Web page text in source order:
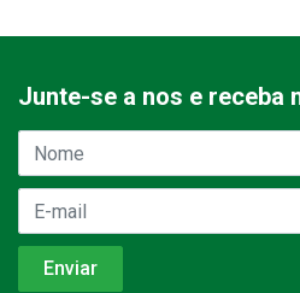
Junte-se a nos e receba